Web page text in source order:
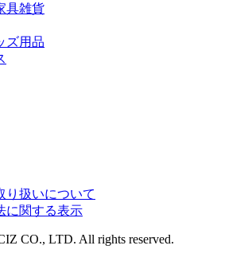
具雑貨
ズ用品
り扱いについて
に関する表示
CO., LTD. All rights reserved.